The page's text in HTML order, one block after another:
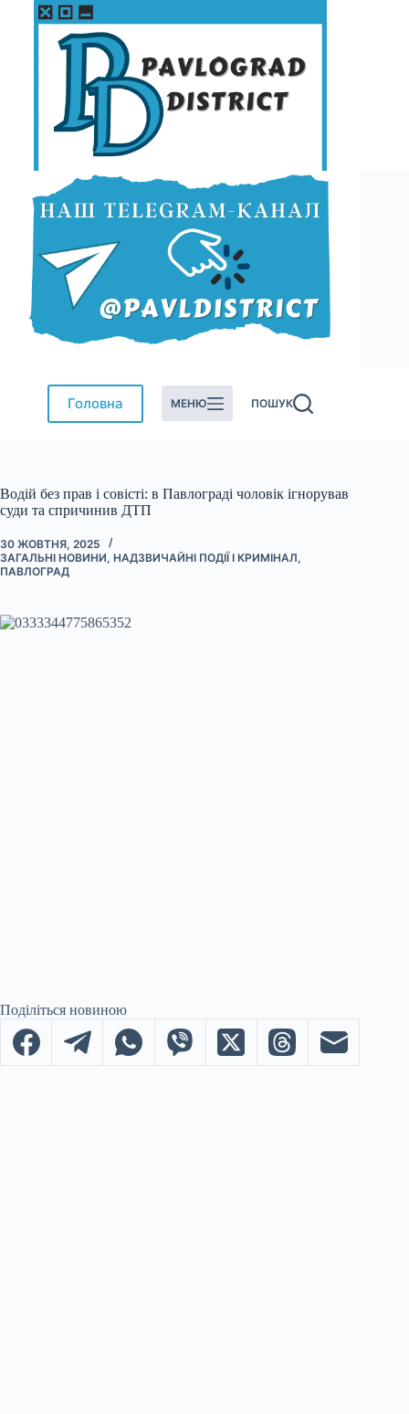
Перейти
Головна МЕНЮ ПОШУК
Водій без прав і совісті: в Павлограді чоловік ігнорував
суди та спричинив ДТП
30 ЖОВТНЯ, 2025
ЗАГАЛЬНІ НОВИНИ, НАДЗВИЧАЙНІ ПОДІЇ І КРИМІНАЛ,
ПАВЛОГРАД
Поділіться новиною